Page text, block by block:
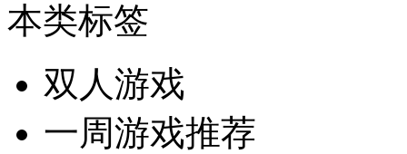
本类标签
双人游戏
一周游戏推荐